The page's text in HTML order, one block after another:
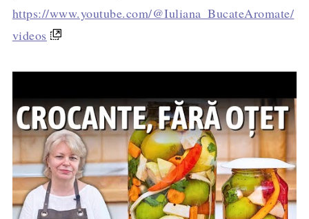
https://www.youtube.com/@Iuliana_BucateAromate/
videos